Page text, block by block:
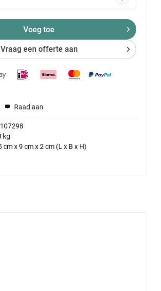
Voeg toe
Vraag een offerte aan
Raad aan
kg
cmx9 cmx2 cm (L x B x H)